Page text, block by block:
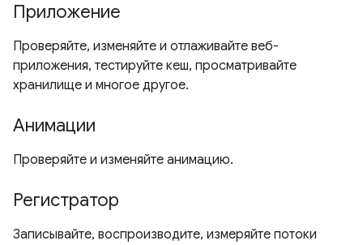
Приложение
Проверяйте, изменяйте и отлаживайте веб-
приложения, тестируйте кеш, просматривайте
хранилище и многое другое.
Анимации
Проверяйте и изменяйте анимацию.
Регистратор
Записывайте, воспроизводите, измеряйте потоки